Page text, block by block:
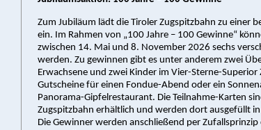
Zum Jubiläum lädt die Tiroler Zugspitzbahn zu einer
ein. Im Rahmen von „100 Jahre – 100 Gewinne“
zwischen 14. Mai und 8. November 2026 sechs
werden. Zu gewinnen gibt es unter anderem zwei
Erwachsene und zwei Kinder im Vier-Sterne-Superior
Gutscheine für einen Fondue-Abend oder ein
Panorama-Gipfelrestaurant. Die Teilnahme-Karten
Zugspitzbahn erhältlich und werden dort ausgefüllt
Die Gewinner werden anschließend per